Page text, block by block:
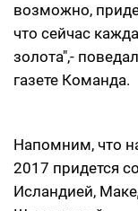
возможно,
что сейчас
золота",-
газете Команда.
Напомним, что
2017 придется
Исландией,